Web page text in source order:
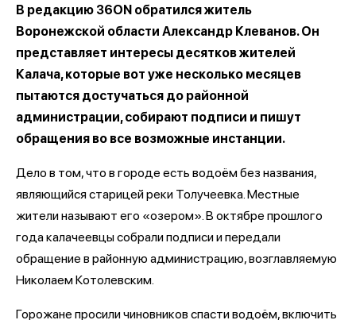
В редакцию 36ON обратился житель
Воронежской области Александр Клеванов. Он
представляет интересы десятков жителей
Калача, которые вот уже несколько месяцев
пытаются достучаться до районной
администрации, собирают подписи и пишут
обращения во все возможные инстанции.
Дело в том, что в городе есть водоём без названия,
являющийся старицей реки Толучеевка. Местные
жители называют его «озером». В октябре прошлого
года калачеевцы собрали подписи и передали
обращение в районную администрацию, возглавляемую
Николаем Котолевским.
Горожане просили чиновников спасти водоём, включить